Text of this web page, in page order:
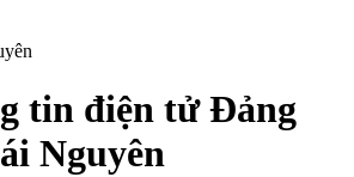
tin điện tử Đảng
Nguyên